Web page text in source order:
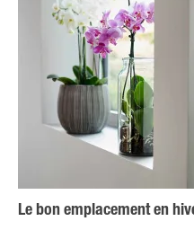
Le bon emplacement en